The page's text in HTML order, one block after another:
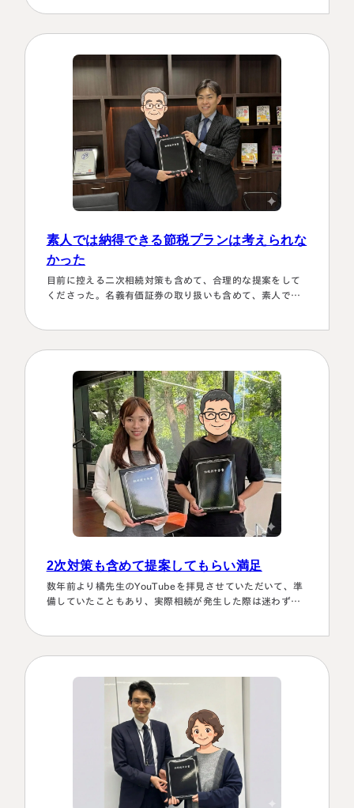
12号
Access Access
ルでも電話 すぐに教えてくださり、無事納税を済ませるこ
とができほっとしていま…
素人では納得できる節税プランは考えられな
かった
目前に控える二次相続対策も含めて、合理的な提案をして
くださった。名義有価証券の取り扱いも含めて、素人では
2次対策も含めて提案してもらい満足
数年前より橘先生のYouTubeを拝見させていただいて、準
備していたこともあり、実際相続が発生した際は迷わず相